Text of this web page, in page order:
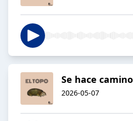
Se hace
2026-05-07